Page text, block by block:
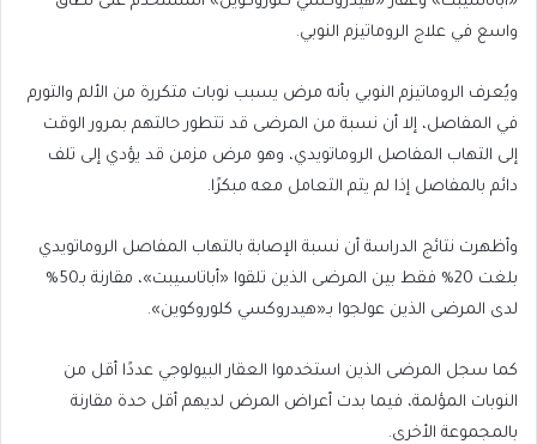
واسع في علاج الروماتيزم النوبي.
ويُعرف الروماتيزم النوبي بأنه مرض يسبب نوبات متكررة من الألم والتورم
في المفاصل، إلا أن نسبة من المرضى قد تتطور حالتهم بمرور الوقت
إلى التهاب المفاصل الروماتويدي، وهو مرض مزمن قد يؤدي إلى تلف
دائم بالمفاصل إذا لم يتم التعامل معه مبكرًا.
وأظهرت نتائج الدراسة أن نسبة الإصابة بالتهاب المفاصل الروماتويدي
بلغت 20% فقط بين المرضى الذين تلقوا «أباتاسيبت»، مقارنة بـ50%
لدى المرضى الذين عولجوا بـ«هيدروكسي كلوروكوين».
كما سجل المرضى الذين استخدموا العقار البيولوجي عددًا أقل من
النوبات المؤلمة، فيما بدت أعراض المرض لديهم أقل حدة مقارنة
بالمجموعة الأخرى.